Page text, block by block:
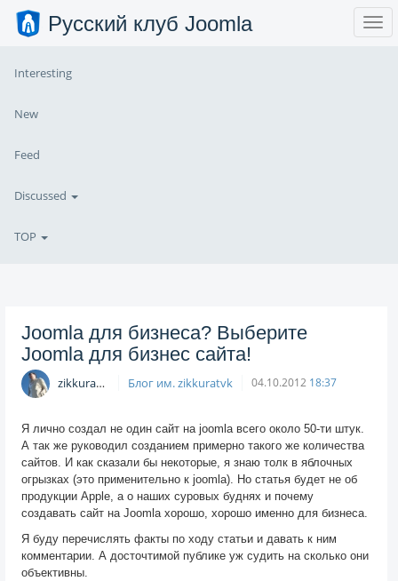
Русский клуб Joomla
Interesting
New
Feed
Discussed
TOP
Joomla для бизнеса? Выберите
Joomla для бизнеc сайта!
zikkuratvk Блог им. zikkuratvk 04.10.2012 18:37
Я лично создал не один сайт на joomla всего около 50-ти штук.
А так же руководил созданием примерно такого же количества
сайтов. И как сказали бы некоторые, я знаю толк в яблочных
огрызках (это применительно к joomla). Но статья будет не об
продукции Apple, а о наших суровых буднях и почему
создавать сайт на Joomla хорошо, хорошо именно для бизнеса.
Я буду перечислять факты по ходу статьи и давать к ним
комментарии. А досточтимой публике уж судить на сколько они
объективны.